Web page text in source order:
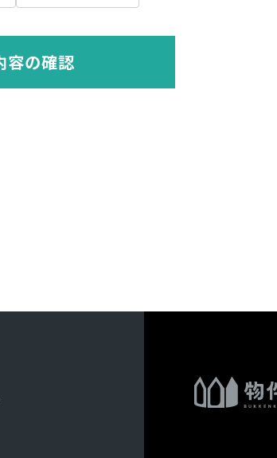
）
，生年月日，住所，電話番号，メールアドレ
運転免許証番号などの個人情報をお尋ねする
，利用されたサービスや購入された商品，
る目的
メールアドレスを利用する場合やユーザーに
ため，氏名や住所などの連絡先情報を利用す
容の確認